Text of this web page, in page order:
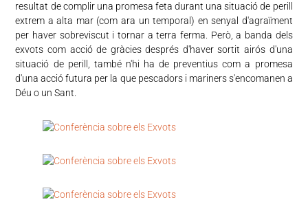
resultat de complir una promesa feta durant una situació de perill
extrem a alta mar (com ara un temporal) en senyal d'agraïment
per haver sobreviscut i tornar a terra ferma. Però, a banda dels
exvots com acció de gràcies després d'haver sortit airós d'una
situació de perill, també n'hi ha de preventius com a promesa
d'una acció futura per la que pescadors i mariners s'encomanen a
Déu o un Sant.